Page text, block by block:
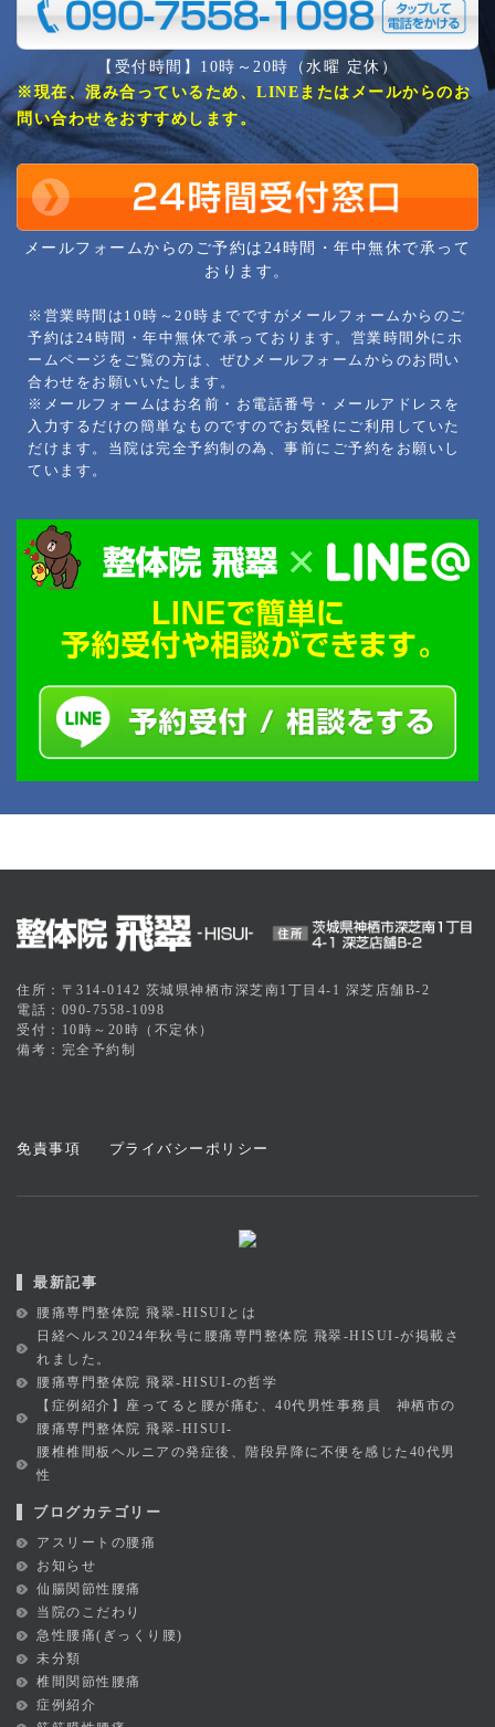
【受付時間】10時～20時（水曜 定休）
※現在、混み合っているため、LINEまたはメールからのお
問い合わせをおすすめします。
メールフォームからのご予約は24時間・年中無休で承って
おります。
※営業時間は10時～20時までですがメールフォームからのご
予約は24時間・年中無休で承っております。営業時間外にホ
ームページをご覧の方は、ぜひメールフォームからのお問い
合わせをお願いいたします。
※メールフォームはお名前・お電話番号・メールアドレスを
入力するだけの簡単なものですのでお気軽にご利用していた
だけます。当院は完全予約制の為、事前にご予約をお願いし
ています。
住所：〒314-0142 茨城県神栖市深芝南1丁目4-1 深芝店舗B-2
電話：090-7558-1098
受付：10時～20時（不定休）
備考：完全予約制
免責事項 プライバシーポリシー
最新記事
腰痛専門整体院 飛翠-HISUIとは
日経ヘルス2024年秋号に腰痛専門整体院 飛翠-HISUI-が掲載さ
れました。
腰痛専門整体院 飛翠-HISUI-の哲学
【症例紹介】座ってると腰が痛む、40代男性事務員 神栖市の
腰痛専門整体院 飛翠-HISUI-
腰椎椎間板ヘルニアの発症後、階段昇降に不便を感じた40代男
性
ブログカテゴリー
アスリートの腰痛
お知らせ
仙腸関節性腰痛
当院のこだわり
急性腰痛(ぎっくり腰)
未分類
椎間関節性腰痛
症例紹介